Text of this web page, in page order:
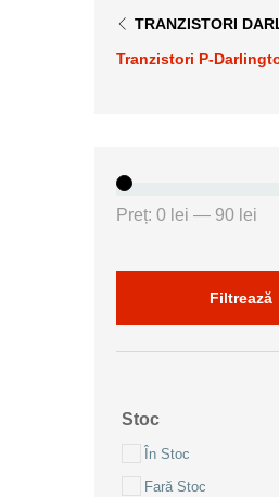
TRANZISTORI
Tranzistori P-
Filtrează
Preț: 0 lei — 90 lei
Stoc
În Stoc
Fară Stoc